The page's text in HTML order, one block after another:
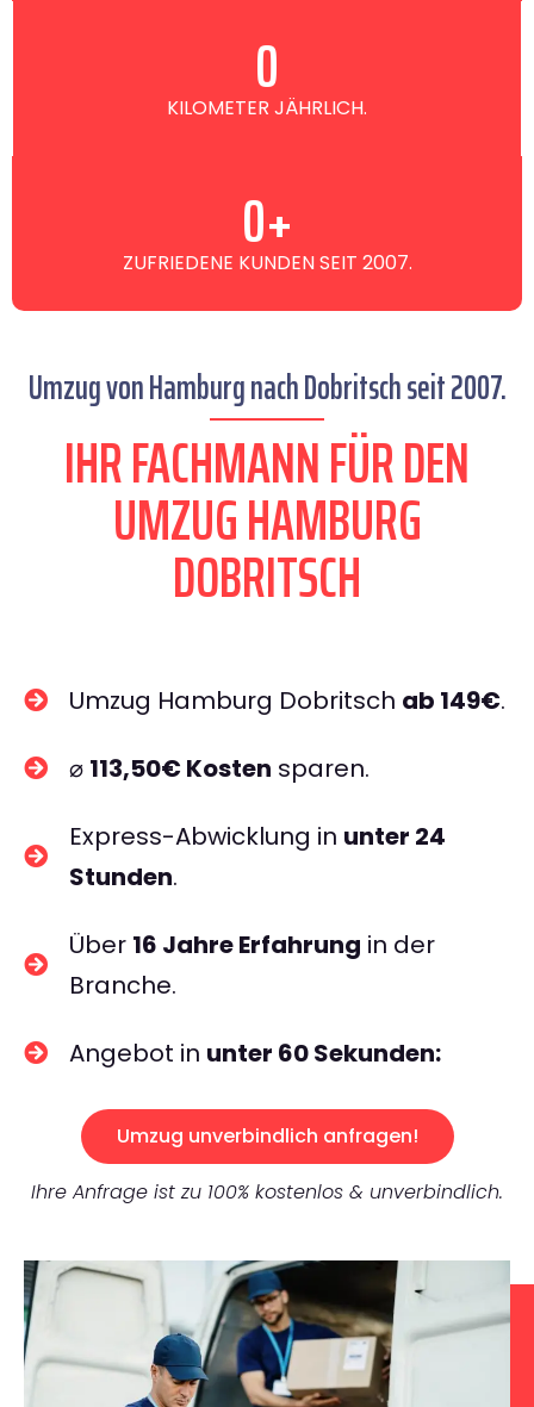
KILOMETER JÄHRLICH.
0
ZUFRIEDENE KUNDEN SEIT 2007.
0+
Umzug von Hamburg nach Dobritsch seit 2007.
IHR FACHMANN FÜR DEN
UMZUG HAMBURG
DOBRITSCH
Umzug Hamburg Dobritsch ab 149€.
⌀ 113,50€ Kosten sparen.
Express-Abwicklung in unter 24
Stunden.
Über 16 Jahre Erfahrung in der
Branche.
Angebot in unter 60 Sekunden:
Umzug unverbindlich anfragen!
Ihre Anfrage ist zu 100% kostenlos & unverbindlich.